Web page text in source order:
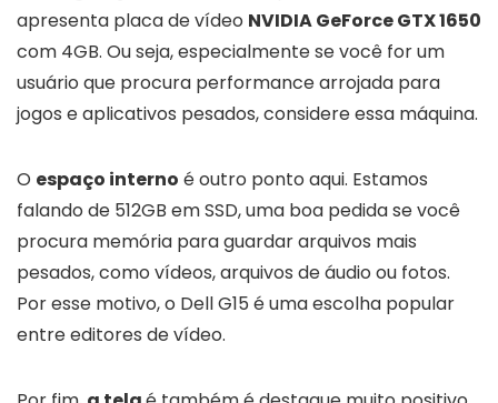
apresenta placa de vídeo NVIDIA GeForce GTX 1650
com 4GB. Ou seja, especialmente se você for um
usuário que procura performance arrojada para
jogos e aplicativos pesados, considere essa máquina.
O espaço interno é outro ponto aqui. Estamos
falando de 512GB em SSD, uma boa pedida se você
procura memória para guardar arquivos mais
pesados, como vídeos, arquivos de áudio ou fotos.
Por esse motivo, o Dell G15 é uma escolha popular
entre editores de vídeo.